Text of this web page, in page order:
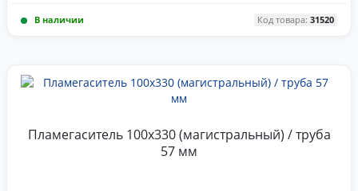
В наличии Код товара: 31520
Пламегаситель 100x330 (магистральный) / труба
57 мм